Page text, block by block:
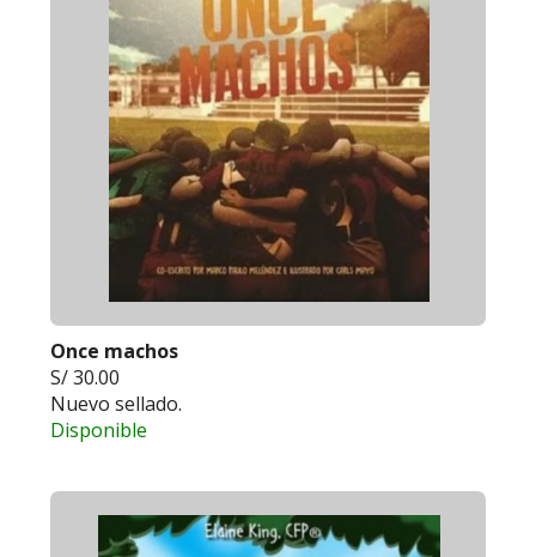
Once machos
S/ 30.00
Nuevo sellado.
Disponible